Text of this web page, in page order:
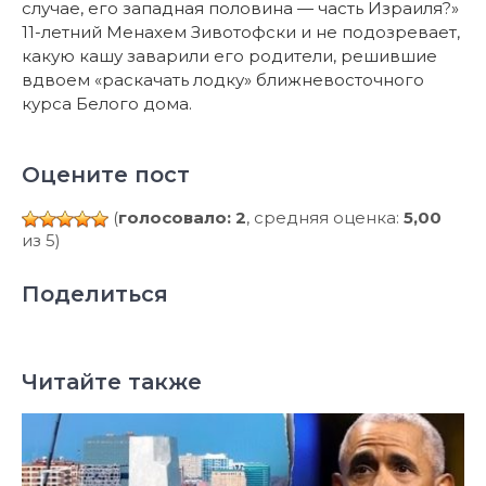
случае, его западная половина — часть Израиля?»
11-летний Менахем Зивотофски и не подозревает,
какую кашу заварили его родители, решившие
вдвоем «раскачать лодку» ближневосточного
курса Белого дома.
Оцените пост
(голосовало: 2, средняя оценка: 5,00
из 5)
Поделиться
Читайте также